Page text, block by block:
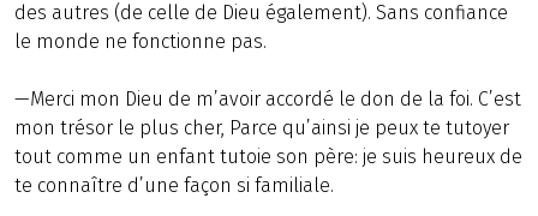
des autres (de celle de Dieu également). Sans confiance
le monde ne fonctionne pas.
—Merci mon Dieu de m’avoir accordé le don de la foi. C’est
mon trésor le plus cher, Parce qu’ainsi je peux te tutoyer
tout comme un enfant tutoie son père: je suis heureux de
te connaître d’une façon si familiale.